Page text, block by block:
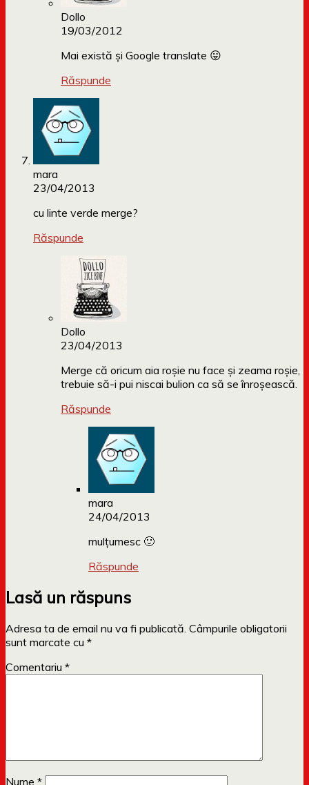
Dollo
19/03/2012
Mai există și Google translate 😛
Răspunde
mara
23/04/2013
cu linte verde merge?
Răspunde
Dollo
23/04/2013
Merge că oricum aia roșie nu face și zeama roșie,
trebuie să-i pui niscai bulion ca să se înroșească.
Răspunde
mara
24/04/2013
mulțumesc 🙂
Răspunde
Lasă un răspuns
Adresa ta de email nu va fi publicată. Câmpurile obligatorii
sunt marcate cu *
Comentariu *
Nume *